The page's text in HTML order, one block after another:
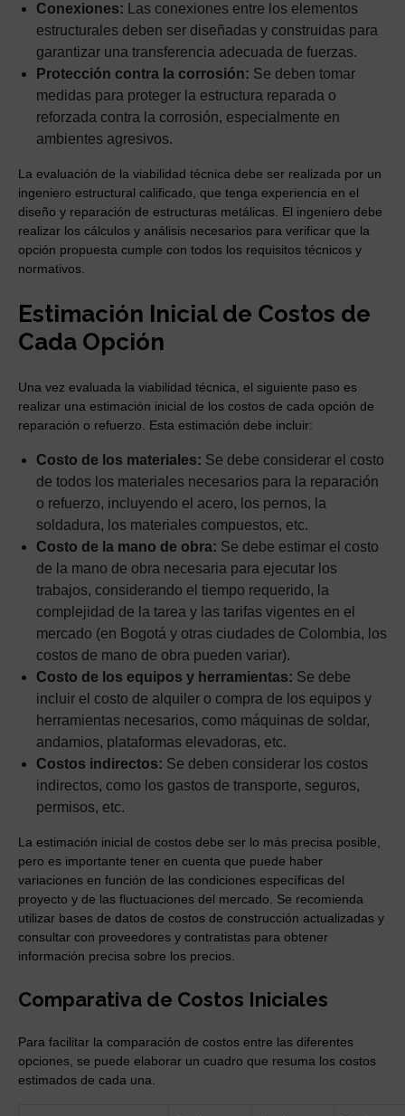
Conexiones: Las conexiones entre los elementos
estructurales deben ser diseñadas y construidas para
garantizar una transferencia adecuada de fuerzas.
Protección contra la corrosión: Se deben tomar
medidas para proteger la estructura reparada o
reforzada contra la corrosión, especialmente en
ambientes agresivos.
La evaluación de la viabilidad técnica debe ser realizada por un
ingeniero estructural calificado, que tenga experiencia en el
diseño y reparación de estructuras metálicas. El ingeniero debe
realizar los cálculos y análisis necesarios para verificar que la
opción propuesta cumple con todos los requisitos técnicos y
normativos.
Estimación Inicial de Costos de
Cada Opción
Una vez evaluada la viabilidad técnica, el siguiente paso es
realizar una estimación inicial de los costos de cada opción de
reparación o refuerzo. Esta estimación debe incluir:
Costo de los materiales: Se debe considerar el costo
de todos los materiales necesarios para la reparación
o refuerzo, incluyendo el acero, los pernos, la
soldadura, los materiales compuestos, etc.
Costo de la mano de obra: Se debe estimar el costo
de la mano de obra necesaria para ejecutar los
trabajos, considerando el tiempo requerido, la
complejidad de la tarea y las tarifas vigentes en el
mercado (en Bogotá y otras ciudades de Colombia, los
costos de mano de obra pueden variar).
Costo de los equipos y herramientas: Se debe
incluir el costo de alquiler o compra de los equipos y
herramientas necesarios, como máquinas de soldar,
andamios, plataformas elevadoras, etc.
Costos indirectos: Se deben considerar los costos
indirectos, como los gastos de transporte, seguros,
permisos, etc.
La estimación inicial de costos debe ser lo más precisa posible,
pero es importante tener en cuenta que puede haber
variaciones en función de las condiciones específicas del
proyecto y de las fluctuaciones del mercado. Se recomienda
utilizar bases de datos de costos de construcción actualizadas y
consultar con proveedores y contratistas para obtener
información precisa sobre los precios.
Comparativa de Costos Iniciales
Para facilitar la comparación de costos entre las diferentes
opciones, se puede elaborar un cuadro que resuma los costos
estimados de cada una.